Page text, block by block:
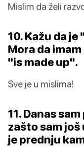
Mislim da želi
10. Kažu da
Mora da
"is made up".
Sve je u mislima!
11. Danas
zašto sam
je prednju